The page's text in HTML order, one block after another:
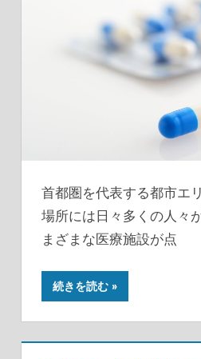
首都圏を代表する都市エ
場所には日々多くの人々
まざまな医療施設が点
続きを読む